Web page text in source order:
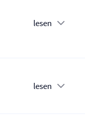
lesen
lesen